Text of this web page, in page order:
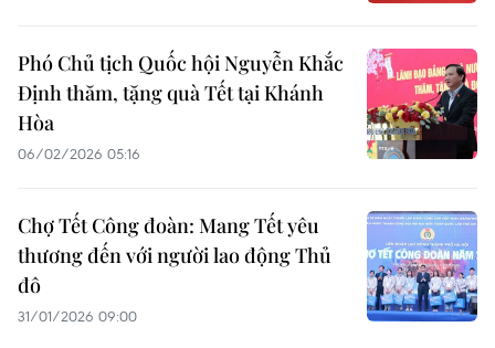
Phó Chủ tịch Quốc hội Nguyễn Khắc
Định thăm, tặng quà Tết tại Khánh
Hòa
06/02/2026 05:16
Chợ Tết Công đoàn: Mang Tết yêu
thương đến với người lao động Thủ
đô
31/01/2026 09:00